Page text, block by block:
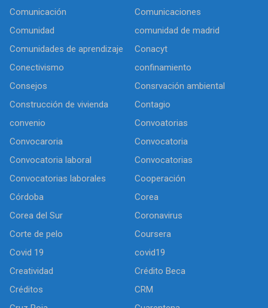
Comunicación
Comunicaciones
Comunidad
comunidad de madrid
Comunidades de aprendizaje
Conacyt
Conectivismo
confinamiento
Consejos
Consrvación ambiental
Construcción de vivienda
Contagio
convenio
Convoatorias
Convocaroria
Convocatoria
Convocatoria laboral
Convocatorias
Convocatorias laborales
Cooperación
Córdoba
Corea
Corea del Sur
Coronavirus
Corte de pelo
Coursera
Covid 19
covid19
Creatividad
Crédito Beca
Créditos
CRM